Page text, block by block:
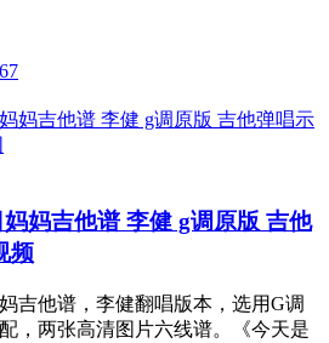
妈吉他谱 李健 g调原版 吉他
频
吉他谱，李健翻唱版本，选用G调
，两张高清图片六线谱。《今天是